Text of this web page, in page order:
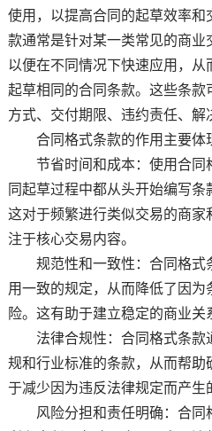
使用，以提高合同的起草效率和
款通常是针对某一类常见的商业
以便在不同情况下快速应用，
起草相同的合同条款。这些条
方式、交付期限、违约责任、解
合同格式条款的作用主要体
节省时间和成本：使用合同
同起草过程中都从头开始编写条
这对于频繁进行类似交易的商家
注于核心交易内容。
规范性和一致性：合同格式
用一致的规定，从而降低了因
险。这有助于建立稳定的商业关
法律合规性：合同格式条款
规和行业标准的条款，从而帮助
于减少因为违反法律规定而产生
风险分担和责任明确：合同